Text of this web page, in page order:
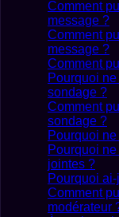
Comment
message ?
Comment
message ?
Comment
Pourquoi
sondage ?
Comment
sondage ?
Pourquoi
Pourquoi
jointes ?
Pourquoi
Comment
modérateur